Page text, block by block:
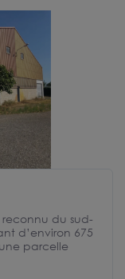
reconnu du sud-
d’environ 675
parcelle